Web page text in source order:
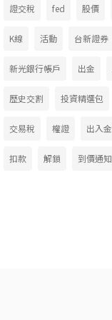
證交稅 fed 股價
K線 活動 台新證券
新光銀行帳戶 出金
歷史交割 投資精選包
交易稅 權證 出入金
扣款 解鎖 到價通知